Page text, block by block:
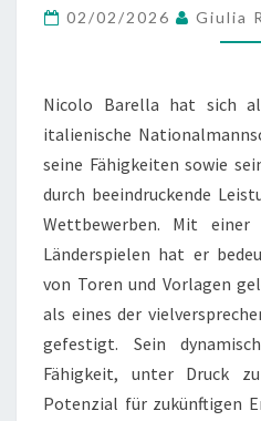
02/02/2026 Giulia
Nicolo Barella hat sich
italienische
seine Fähigkeiten sowie
durch beeindruckende
Wettbewerben. Mit einer
Länderspielen hat er
von Toren und Vorlagen
als eines der
gefestigt. Sein
Fähigkeit, unter Druck
Potenzial für zukünftigen